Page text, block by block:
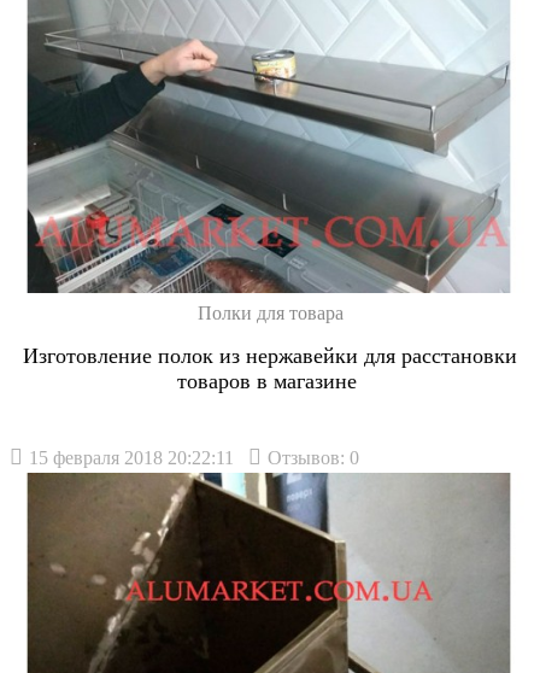
Полки для товара
Изготовление полок из нержавейки для расстановки
товаров в магазине
15 февраля 2018 20:22:11 Отзывов: 0